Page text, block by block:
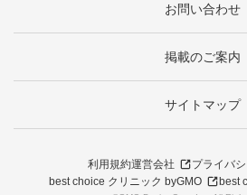
お問い合わせ
掲載のご案内
サイトマップ
利用規約運営会社
プライバ
best choice クリニック byGMO
best